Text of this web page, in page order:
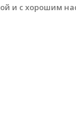
и с хорошим